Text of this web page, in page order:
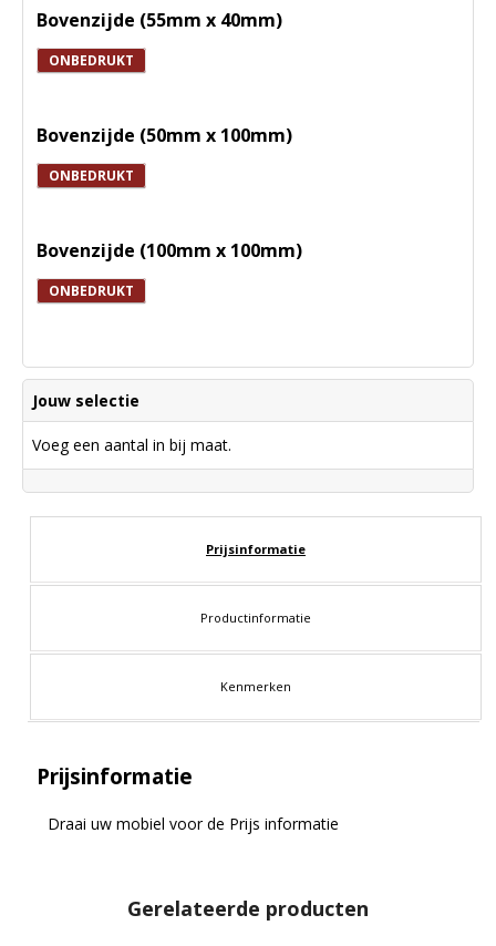
Bovenzijde (55mm x 40mm)
ONBEDRUKT
Bovenzijde (50mm x 100mm)
ONBEDRUKT
Bovenzijde (100mm x 100mm)
ONBEDRUKT
Jouw selectie
Voeg een aantal in bij maat.
Prijsinformatie
Productinformatie
Kenmerken
Prijsinformatie
Draai uw mobiel voor de Prijs informatie
Gerelateerde producten